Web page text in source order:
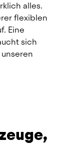
alles.
flexiblen
Eine
sich